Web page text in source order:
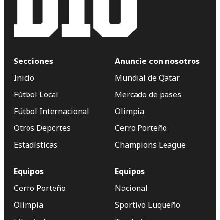
Secciones
Inicio
Fútbol Local
Fútbol Internacional
Otros Deportes
Estadísticas
Anuncie con nosotros
Mundial de Qatar
Mercado de pases
Olimpia
Cerro Porteño
Champions League
Equipos
Cerro Porteño
Olimpia
Equipos
Nacional
Sportivo Luqueño